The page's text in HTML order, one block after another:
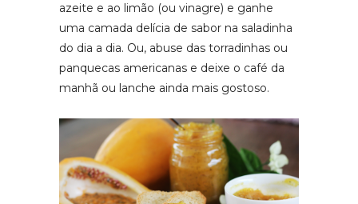
azeite e ao limão (ou vinagre) e ganhe
uma camada delícia de sabor na saladinha
do dia a dia. Ou, abuse das torradinhas ou
panquecas americanas e deixe o café da
manhã ou lanche ainda mais gostoso.